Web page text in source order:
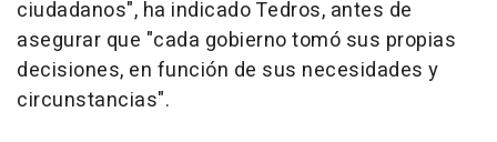
ciudadanos", ha indicado Tedros, antes de
asegurar que "cada gobierno tomó sus propias
decisiones, en función de sus necesidades y
circunstancias".